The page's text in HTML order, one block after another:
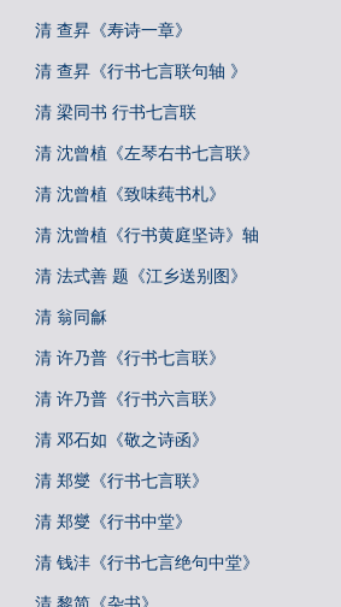
清 查昇《寿诗一章》
清 查昇《行书七言联句轴 》
清 梁同书 行书七言联
清 沈曾植《左琴右书七言联》
清 沈曾植《致味莼书札》
清 沈曾植《行书黄庭坚诗》轴
清 法式善 题《江乡送别图》
清 翁同龢
清 许乃普《行书七言联》
清 许乃普《行书六言联》
清 邓石如《敬之诗函》
清 郑燮《行书七言联》
清 郑燮《行书中堂》
清 钱沣《行书七言绝句中堂》